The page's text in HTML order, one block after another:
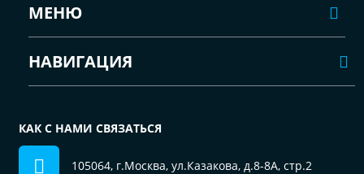
МЕНЮ
НАВИГАЦИЯ
КАК С НАМИ СВЯЗАТЬСЯ
105064, г.Москва, ул.Казакова, д.8-8А, стр.2